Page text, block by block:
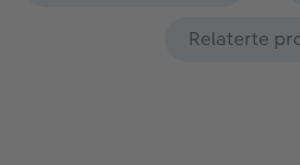
Relaterte